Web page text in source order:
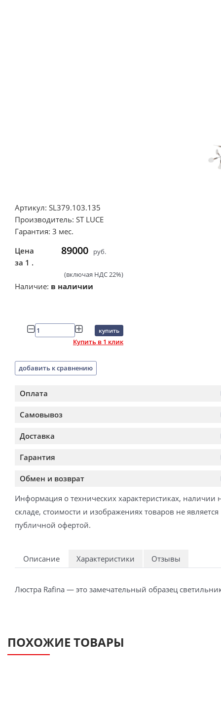
Артикул: SL379.103.135
Производитель: ST LUCE
Гарантия: 3 мес.
Цена
за 1 .
89000 руб.
(включая НДС 22%)
Наличие: в наличии
купить
Купить в 1 клик
добавить к сравнению
Оплата
Самовывоз
Доставка
Гарантия
Обмен и возврат
Информация о технических характеристиках, наличии
складе, стоимости и изображениях товаров не является
публичной офертой.
Описание Характеристики Отзывы
Люстра Raﬁna — это замечательный образец
ПОХОЖИЕ ТОВАРЫ